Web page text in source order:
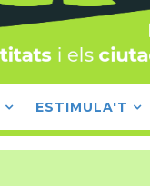
ESTIMULA'T